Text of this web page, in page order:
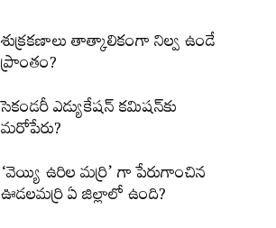
శుక్రకణాలు తాత్కాలికంగా నిల్వ ఉండే
ప్రాంతం?
సెకండరీ ఎడ్యుకేషన్‌ కమిషన్‌కు
మరోపేరు?
‘వెయ్యి ఉరిల మర్రి’ గా పేరుగాంచిన
ఊడలమర్రి ఏ జిల్లాలో ఉంది?